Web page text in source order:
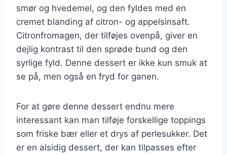
smør og hvedemel, og den fyldes med en
cremet blanding af citron- og appelsinsaft.
Citronfromagen, der tilføjes ovenpå, giver en
dejlig kontrast til den sprøde bund og den
syrlige fyld. Denne dessert er ikke kun smuk at
se på, men også en fryd for ganen.
For at gøre denne dessert endnu mere
interessant kan man tilføje forskellige toppings
som friske bær eller et drys af perlesukker. Det
er en alsidig dessert, der kan tilpasses efter